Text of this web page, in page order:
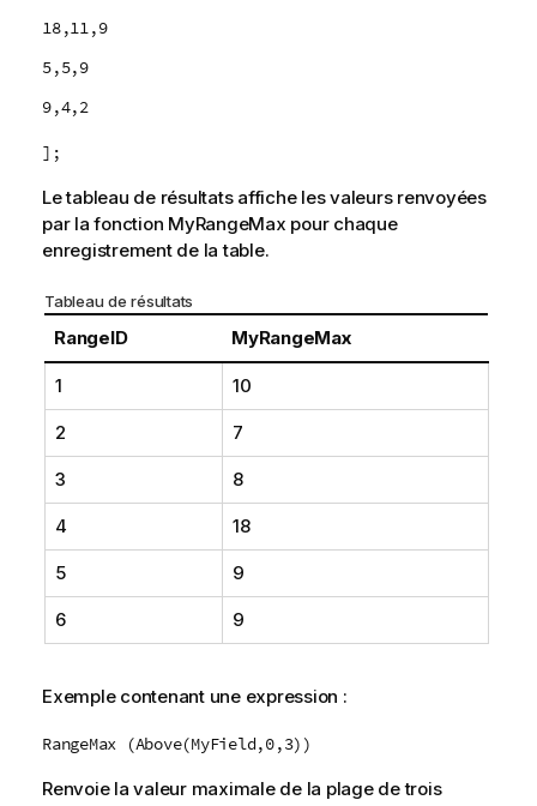
18,11,9
5,5,9
9,4,2
];
Le tableau de résultats affiche les valeurs renvoyées
par la fonction MyRangeMax pour chaque
enregistrement de la table.
Tableau de résultats
RangeID MyRangeMax
1 10
2 7
3 8
4 18
5 9
6 9
Exemple contenant une expression :
RangeMax (Above(MyField,0,3))
Renvoie la valeur maximale de la plage de trois